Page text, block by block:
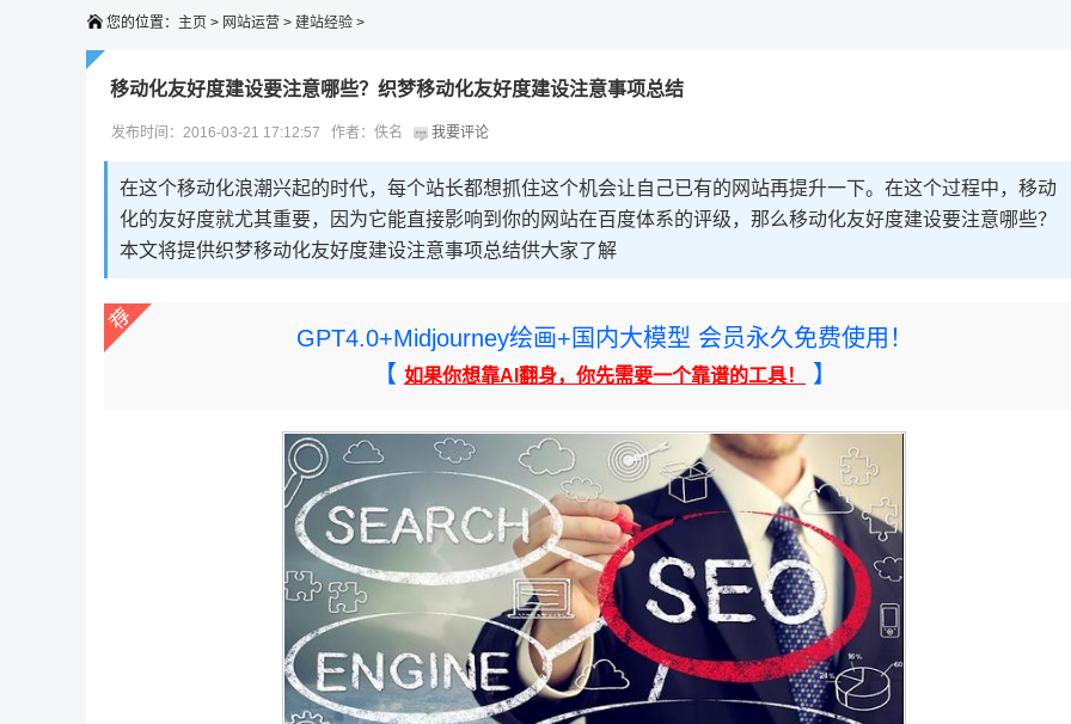
您的位置： 主页 > 网站运营 > 建站经验 >
移动化友好度建设要注意哪些？织梦移动化友好度建设注意事项总结
发布时间：2016-03-21 17:12:57 作者：佚名 我要评论
在这个移动化浪潮兴起的时代，每个站长都想抓住这个机会让自己已有的网站再提升一下。在这个过程中，移动
化的友好度就尤其重要，因为它能直接影响到你的网站在百度体系的评级，那么移动化友好度建设要注意哪些？
本文将提供织梦移动化友好度建设注意事项总结供大家了解
GPT4.0+Midjourney绘画+国内大模型 会员永久免费使用！
【 如果你想靠AI翻身，你先需要一个靠谱的工具！ 】